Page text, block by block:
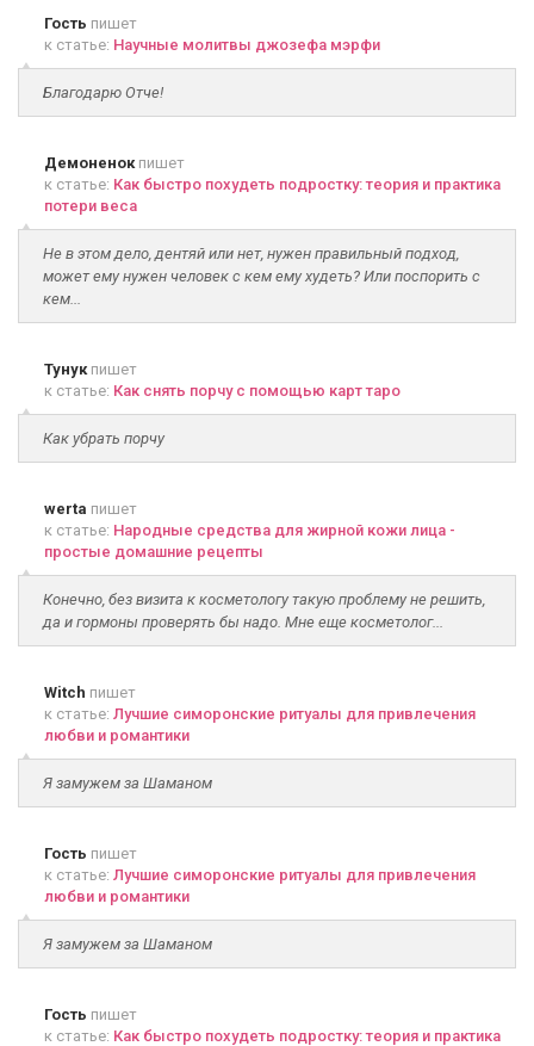
Гость пишет
к статье: Научные молитвы джозефа мэрфи
Благодарю Отче!
Демоненокпишет
к статье: Как быстро похудеть подростку: теория и практика
потери веса
Не в этом дело, дентяй или нет, нужен правильный подход,
может ему нужен человек с кем ему худеть? Или поспорить с
кем...
Тунукпишет
к статье: Как снять порчу с помощью карт таро
Как убрать порчу
werta пишет
к статье: Народные средства для жирной кожи лица -
простые домашние рецепты
Конечно, без визита к косметологу такую проблему не решить,
да и гормоны проверять бы надо. Мне еще косметолог...
Witch пишет
к статье: Лучшие симоронские ритуалы для привлечения
любви и романтики
Я замужем за Шаманом
Гость пишет
к статье: Лучшие симоронские ритуалы для привлечения
любви и романтики
Я замужем за Шаманом
Гость пишет
к статье: Как быстро похудеть подростку: теория и практика